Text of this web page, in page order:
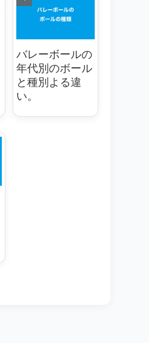
バレーボールの
年代別のボール
と種別よる違
い。